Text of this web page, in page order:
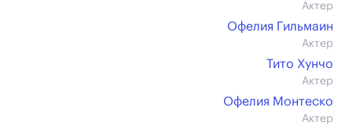
Актер
Офелия Гильмаин
Актер
Тито Хунчо
Актер
Офелия Монтеско
Актер